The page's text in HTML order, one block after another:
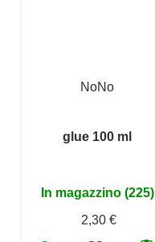
NoNo
glue 100 ml
In magazzino (225)
2,30 €